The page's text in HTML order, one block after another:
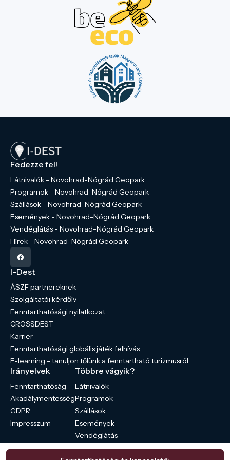
Fedezze fel!
Látnivalók - Novohrad-Nógrád Geopark
Programok - Novohrad-Nógrád Geopark
Szállások - Novohrad-Nógrád Geopark
Események - Novohrad-Nógrád Geopark
Vendéglátás - Novohrad-Nógrád Geopark
Hírek - Novohrad-Nógrád Geopark
I-Dest
ÁSZF partnereknek
Szolgáltatói kérdőív
Fenntarthatósági nyilatkozat
CROSSDEST
Karrier
Fenntarthatósági globális játék felhívás
E-learning - tanuljon tőlünk a fenntartható turizmusról
Irányelvek
Fenntarthatóság
Akadálymentesség
GDPR
Impresszum
Többre vágyik?
Látnivalók
Programok
Szállások
Események
Vendéglátás
Hírek